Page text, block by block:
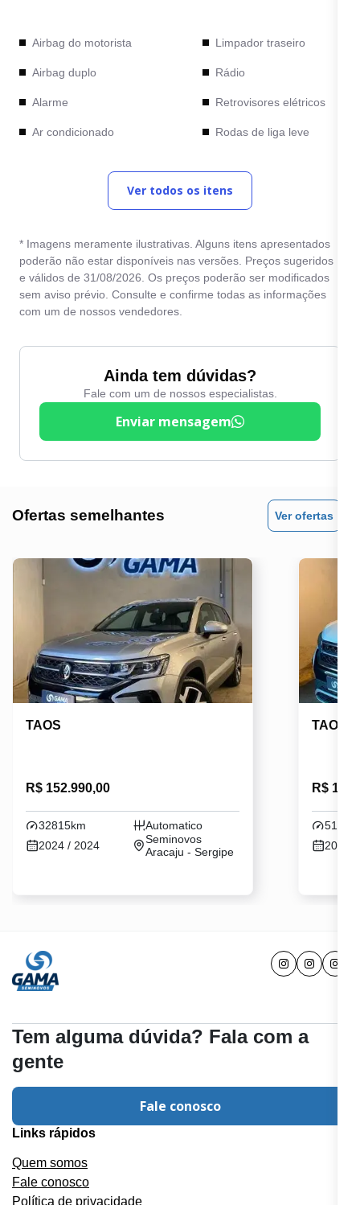
Airbag do motorista
Airbag duplo
Alarme
Ar condicionado
Computador de bordo
Direção hidráulica
Entrada USB
Farol de neblina
Limpador traseiro
Rádio
Retrovisores elétricos
Rodas de liga leve
Sensor de
estacionamento traseiro
Travas elétricas
Vidros elétricos
Volante com Regulagem
Ver todos os itens
* Imagens meramente ilustrativas. Alguns itens apresentados
poderão não estar disponíveis nas versões. Preços sugeridos
e válidos de 31/08/2026. Os preços poderão ser modificados
sem aviso prévio. Consulte e confirme todas as informações
com um de nossos vendedores.
Ainda tem dúvidas?
Fale com um de nossos especialistas.
Enviar mensagem
Ofertas semelhantes Ver ofertas
TAOS
R$ 152.990,00
32815km
Automatico
2024 / 2024
Seminovos
Aracaju - Sergipe
TAOS
R$
2023 /
Tem alguma dúvida? Fala com a
gente
Fale conosco
Links rápidos
Quem somos
Fale conosco
Política de privacidade